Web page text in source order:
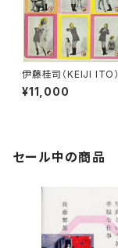
伊藤桂司（KEIJI ITO
delia records vol.
¥11,000
セール中の商品